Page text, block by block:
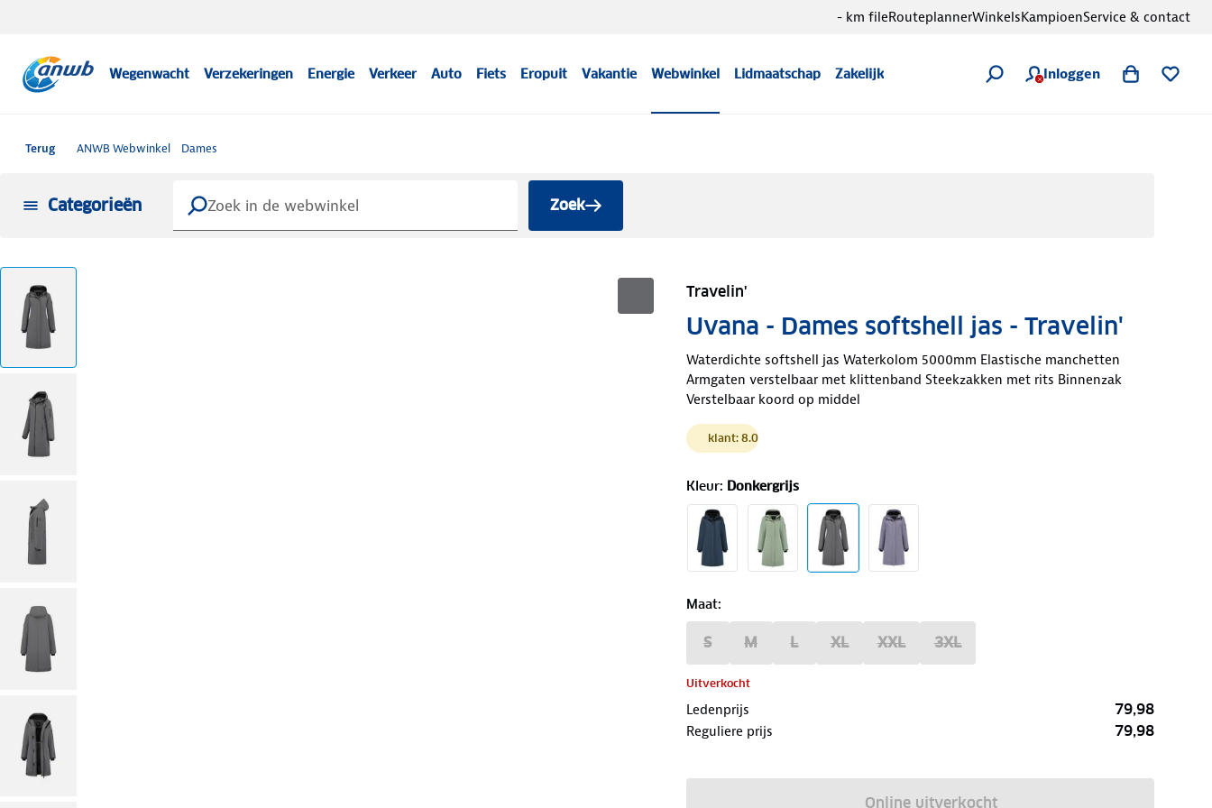
Wegenwacht Verzekeringen Energie Verkeer Auto Fiets Eropuit Vakantie Webwinkel Lidmaatschap Zakelijk Inloggen
- km fileRouteplannerWinkelsKampioenService & contact
Terug ANWB Webwinkel Dames
Categorieën Zoek
Travelin'
Uvana - Dames softshell jas - Travelin'
Waterdichte softshell jas Waterkolom 5000mm Elastische manchetten
Armgaten verstelbaar met klittenband Steekzakken met rits Binnenzak
Verstelbaar koord op middel
klant: 8.0
Kleur: Donkergrijs
Maat:
S M L XL XXL 3XL
Uitverkocht
Ledenprijs 79,98
Reguliere prijs 79,98
Online uitverkocht